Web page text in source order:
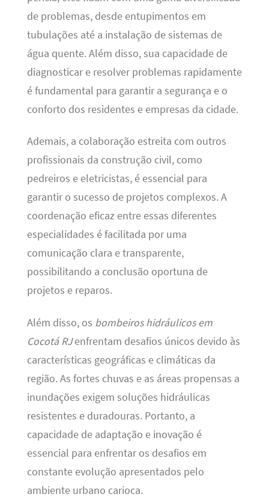
de problemas, desde entupimentos em
tubulações até a instalação de sistemas de
água quente. Além disso, sua capacidade de
diagnosticar e resolver problemas rapidamente
é fundamental para garantir a segurança e o
conforto dos residentes e empresas da cidade.
Ademais, a colaboração estreita com outros
profissionais da construção civil, como
pedreiros e eletricistas, é essencial para
garantir o sucesso de projetos complexos. A
coordenação eficaz entre essas diferentes
especialidades é facilitada por uma
comunicação clara e transparente,
possibilitando a conclusão oportuna de
projetos e reparos.
Além disso, os bombeiros hidráulicos em
Cocotá RJenfrentam desafios únicos devido às
características geográficas e climáticas da
região. As fortes chuvas e as áreas propensas a
inundações exigem soluções hidráulicas
resistentes e duradouras. Portanto, a
capacidade de adaptação e inovação é
essencial para enfrentar os desafios em
constante evolução apresentados pelo
ambiente urbano carioca.